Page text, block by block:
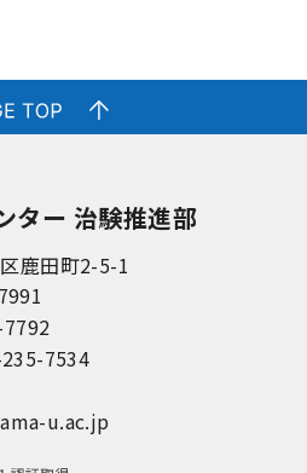
ター 治験推進部
鹿田町2-5-1
7534
u.ac.jp